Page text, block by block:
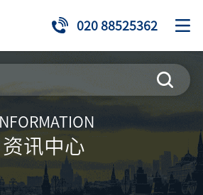
020 88525362
INFORMATION
资讯中心